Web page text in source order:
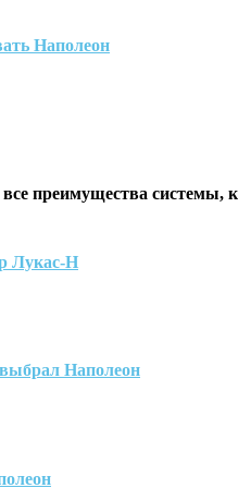
Наполеон
Лукас-Н
Наполеон
все преимущества